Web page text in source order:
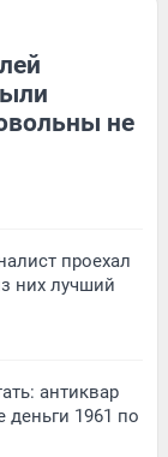
не
проехал
них лучший
антиквар
деньги 1961 по